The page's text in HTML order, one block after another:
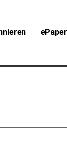
ePaper